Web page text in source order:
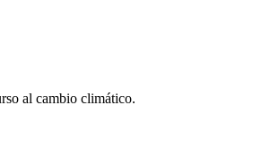
al cambio climático.